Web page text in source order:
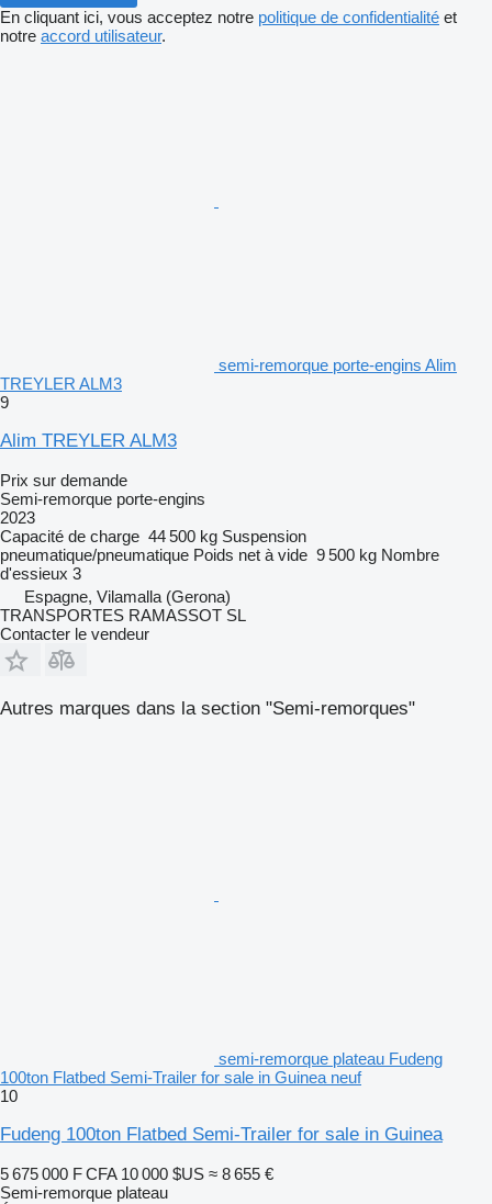
En cliquant ici, vous acceptez notre politique de confidentialité et
notre accord utilisateur.
semi-remorque porte-engins Alim
TREYLER ALM3
9
Alim TREYLER ALM3
Prix sur demande
Semi-remorque porte-engins
2023
Capacité de charge 44 500 kg Suspension
pneumatique/pneumatique Poids net à vide 9 500 kg Nombre
d'essieux 3
Espagne, Vilamalla (Gerona)
TRANSPORTES RAMASSOT SL
Contacter le vendeur
Autres marques dans la section "Semi-remorques"
semi-remorque plateau Fudeng
100ton Flatbed Semi-Trailer for sale in Guinea neuf
10
Fudeng 100ton Flatbed Semi-Trailer for sale in Guinea
5 675 000 F CFA 10 000 $US ≈ 8 655 €
Semi-remorque plateau